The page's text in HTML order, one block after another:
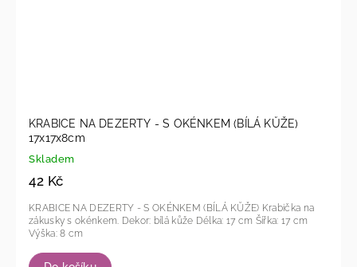
KRABICE NA DEZERTY - S OKÉNKEM (BÍLÁ KŮŽE)
17x17x8cm
Skladem
42 Kč
KRABICE NA DEZERTY - S OKÉNKEM (BÍLÁ KŮŽE) Krabička na
zákusky s okénkem. Dekor: bílá kůže Délka: 17 cm Šířka: 17 cm